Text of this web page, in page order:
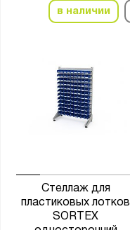
в наличии
Стеллаж для
пластиковых лотков
SORTEX